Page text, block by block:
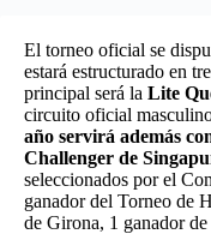
El torneo oficial se
estará estructurado en
principal será la Lite
circuito oficial
año servirá además
Challenger de
seleccionados por el
ganador del Torneo de
de Girona, 1 ganador